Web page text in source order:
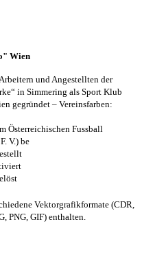
Wien
und Angestellten der
in Simmering als Sport Klub
gegründet – Vereinsfarben:
Österreichischen Fussball
V.) be
Vektorgrafikformate (CDR,
PNG, GIF) enthalten.